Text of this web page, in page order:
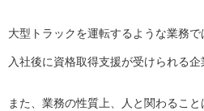
大型トラックを運転するような業務で
入社後に資格取得支援が受けられる企
また、業務の性質上、人と関わるこ